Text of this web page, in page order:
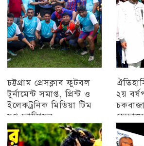
চট্টগ্রাম প্রেসক্লাব ফুটবল
টুর্নামেন্ট সমাপ্ত, প্রিন্ট ও
ইলেকট্রনিক মিডিয়া টিম
যুগ্ন চ্যাম্পিয়ন
চট্টগ্রাম
২য়
বিজয়